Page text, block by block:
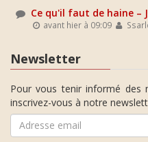
Ce qu'il faut de haine –
avant hier à 09:09
Newsletter
Pour vous tenir informé des
inscrivez-vous à notre